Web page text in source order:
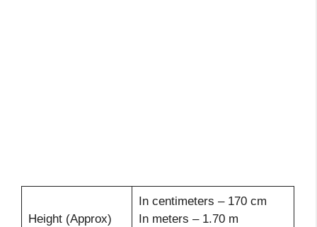
Height (Approx)
In centimeters – 170 cm
In meters – 1.70 m